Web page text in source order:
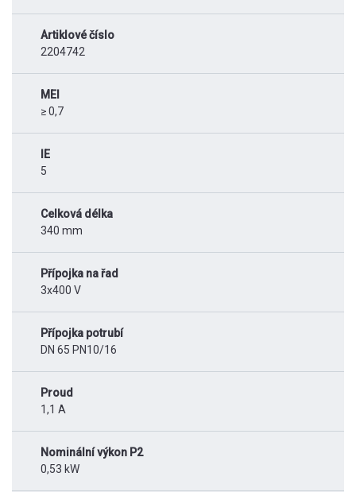
Artiklové číslo
2204742
MEI
≥ 0,7
IE
5
Celková délka
340 mm
Přípojka na řad
3x400 V
Přípojka potrubí
DN 65 PN10/16
Proud
1,1 A
Nominální výkon P2
0,53 kW